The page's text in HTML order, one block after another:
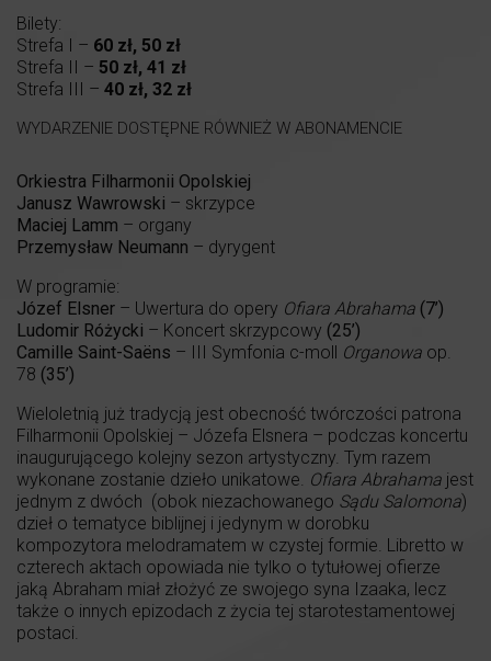
Bilety:
Strefa I – 60 zł, 50 zł
Strefa II – 50 zł, 41 zł
Strefa III – 40 zł, 32 zł
WYDARZENIE DOSTĘPNE RÓWNIEŻ W ABONAMENCIE
Orkiestra Filharmonii Opolskiej
Janusz Wawrowski – skrzypce
Maciej Lamm – organy
Przemysław Neumann – dyrygent
W programie:
Józef Elsner – Uwertura do opery Ofiara Abrahama (7’)
Ludomir Różycki – Koncert skrzypcowy (25’)
Camille Saint-Saëns – III Symfonia c-moll Organowa op.
78 (35’)
Wieloletnią już tradycją jest obecność twórczości patrona
Filharmonii Opolskiej – Józefa Elsnera – podczas koncertu
inaugurującego kolejny sezon artystyczny. Tym razem
wykonane zostanie dzieło unikatowe. Ofiara Abrahama jest
jednym z dwóch (obok niezachowanego Sądu Salomona)
dzieł o tematyce biblijnej i jedynym w dorobku
kompozytora melodramatem w czystej formie. Libretto w
czterech aktach opowiada nie tylko o tytułowej ofierze
jaką Abraham miał złożyć ze swojego syna Izaaka, lecz
także o innych epizodach z życia tej starotestamentowej
postaci.